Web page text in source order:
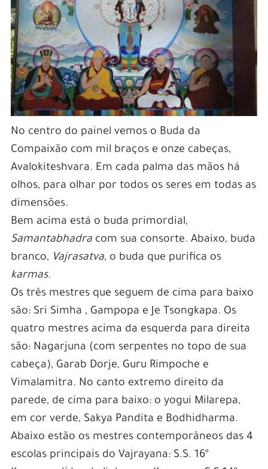
No centro do painel vemos o Buda da
Compaixão com mil braços e onze cabeças,
Avalokiteshvara. Em cada palma das mãos há
olhos, para olhar por todos os seres em todas as
dimensões.
Bem acima está o buda primordial,
Samantabhadracom sua consorte. Abaixo, buda
branco, Vajrasatva, o buda que purifica os
karmas.
Os três mestres que seguem de cima para baixo
são: Sri Simha , Gampopa e Je Tsongkapa. Os
quatro mestres acima da esquerda para direita
são: Nagarjuna (com serpentes no topo de sua
cabeça), Garab Dorje, Guru Rimpoche e
Vimalamitra. No canto extremo direito da
parede, de cima para baixo: o yogui Milarepa,
em cor verde, Sakya Pandita e Bodhidharma.
Abaixo estão os mestres contemporâneos das 4
escolas principais do Vajrayana: S.S. 16º